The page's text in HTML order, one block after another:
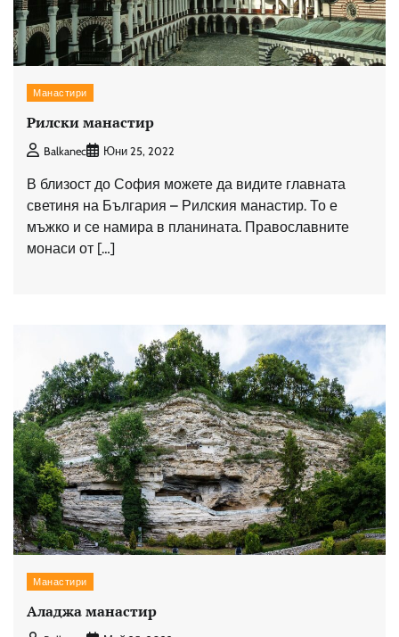
Манастири
Рилски манастир
Balkanec Юни 25, 2022
В близост до София можете да видите главната
светиня на България – Рилския манастир. То е
мъжко и се намира в планината. Православните
монаси от […]
Манастири
Аладжа манастир